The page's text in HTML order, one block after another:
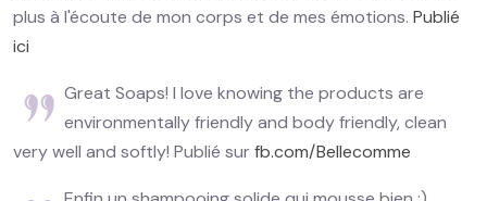
plus à l'écoute de mon corps et de mes émotions. Publié
ici
Great Soaps! I love knowing the products are
environmentally friendly and body friendly, clean
very well and softly! Publié surfb.com/Bellecomme